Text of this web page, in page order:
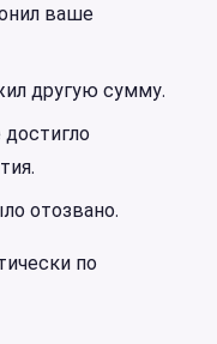
ваше
другую сумму.
отозвано.
по